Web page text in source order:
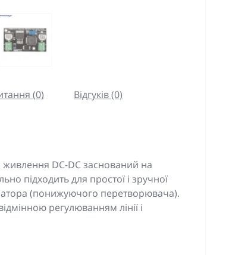
(0)
Відгуків (0)
DC-DC заснований на
підходить для простої і зручної
(понижуючого перетворювача).
регулюванням лінії і